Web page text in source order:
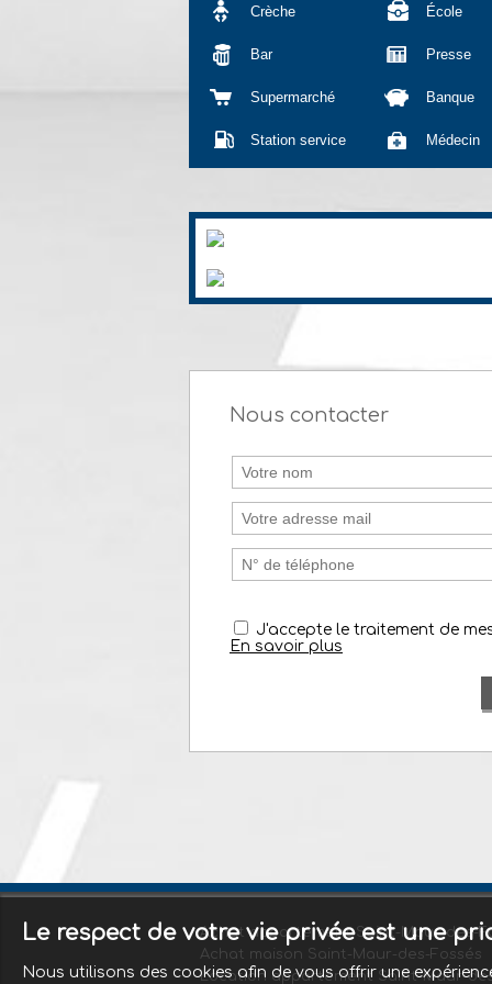
Crèche École
Bar Presse
Supermarché Banque
Station service Médecin
Nous contacter
J'accepte le traitement de
En savoir plus
Achat appartement Saint-Maur-des-
Achat maison Saint-Maur-des-Fossés
Location appartement Saint-Maur-
Le respect de votre vie privée est une
Nous utilisons des cookies afin de vous offrir une